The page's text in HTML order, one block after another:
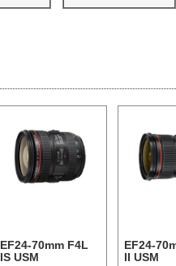
EF24-70mm F4L
IS USM
EF24-
II USM